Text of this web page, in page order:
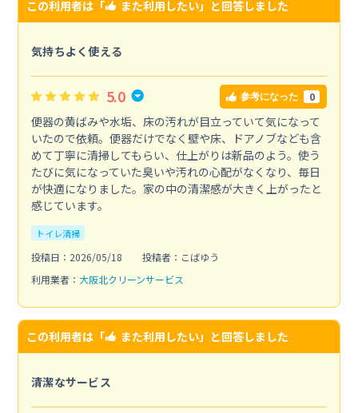
この利用者は「 また利用したい」と回答しました
気持ちよく使える
5.0 参考になった 0
便器の黄ばみや水垢、床の汚れが目立っていて気になって
いたので依頼。便器だけでなく壁や床、ドアノブなども含
めて丁寧に清掃してもらい、仕上がりは新品のよう。使う
たびに気になっていた臭いや汚れの心配がなくなり、毎日
が快適になりました。家の中の清潔感が大きく上がったと
感じています。
トイレ清掃
投稿日：2026/05/18
投稿者：こばゆう
利用業者： 大阪北クリーンサービス
この利用者は「 また利用したい」と回答しました
清潔なサービス